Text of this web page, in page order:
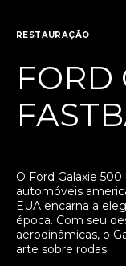
RESTAURAÇÃO
FORD
O Ford Galaxie
automóveis
EUA encarna a
época. Com seu
aerodinâmicas, o
arte sobre rodas.